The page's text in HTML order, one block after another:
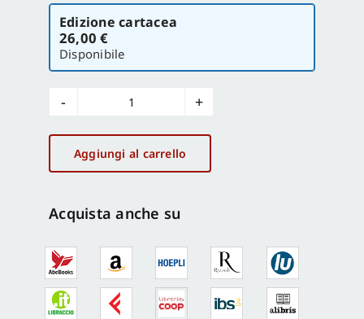
Scegli
versione
Edizione cartacea
26,00 €
Disponibile
L'urbanistica
nelle
città
del
quantità
Aggiungi al carrello
Acquista anche su